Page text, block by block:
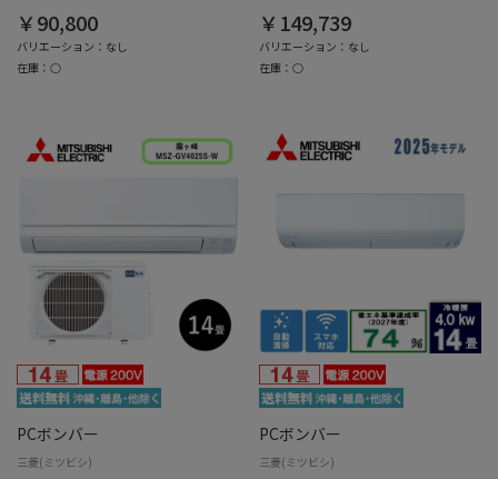
￥90,800
バリエーション：なし
在庫：○
￥149,739
バリエーション：なし
在庫：○
PCボンバー
三菱(ミツビシ)
PCボンバー
三菱(ミツビシ)